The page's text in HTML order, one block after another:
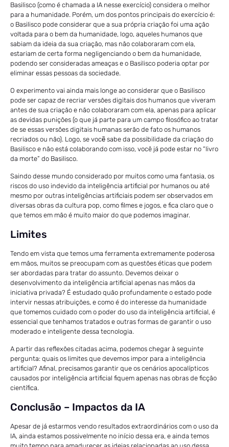
Basilisco (como é chamada a IA nesse exercício) considera o melhor
para a humanidade. Porém, um dos pontos principais do exercício é:
o Basilisco pode considerar que a sua própria criação foi uma ação
voltada para o bem da humanidade, logo, aqueles humanos que
sabiam da ideia da sua criação, mas não colaboraram com ela,
estariam de certa forma negligenciando o bem da humanidade,
podendo ser consideradas ameaças e o Basilisco poderia optar por
eliminar essas pessoas da sociedade.
O experimento vai ainda mais longe ao considerar que o Basilisco
pode ser capaz de recriar versões digitais dos humanos que viveram
antes de sua criação e não colaboraram com ela, apenas para aplicar
as devidas punições (o que já parte para um campo filosófico ao tratar
de se essas versões digitais humanas serão de fato os humanos
recriados ou não). Logo, se vocẽ sabe da possibilidade da criação do
Basilisco e não está colaborando com isso, você já pode estar no “livro
da morte” do Basilisco.
Saindo desse mundo considerado por muitos como uma fantasia, os
riscos do uso indevido da inteligência artificial por humanos ou até
mesmo por outras inteligências artificiais podem ser observados em
diversas obras da cultura pop, como filmes e jogos, e fica claro que o
que temos em mão é muito maior do que podemos imaginar.
Limites
Tendo em vista que temos uma ferramenta extremamente poderosa
em mãos, muitos se preocupam com as questões éticas que podem
ser abordadas para tratar do assunto. Devemos deixar o
desenvolvimento da inteligência artificial apenas nas mãos da
iniciativa privada? É estudado quão profundamente o estado pode
intervir nessas atribuições, e como é do interesse da humanidade
que tomemos cuidado com o poder do uso da inteligência artificial, é
essencial que tenhamos tratados e outras formas de garantir o uso
moderado e inteligente dessa tecnologia.
A partir das reflexões citadas acima, podemos chegar à seguinte
pergunta: quais os limites que devemos impor para a inteligência
artificial? Afinal, precisamos garantir que os cenários apocalípticos
causados por inteligência artificial fiquem apenas nas obras de ficção
científica.
Conclusão – Impactos da IA
Apesar de já estarmos vendo resultados extraordinários com o uso da
IA, ainda estamos possivelmente no início dessa era, e ainda temos